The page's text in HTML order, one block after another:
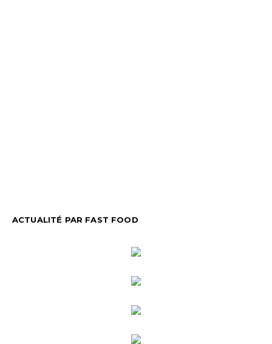
ACTUALITÉ PAR FAST FOOD